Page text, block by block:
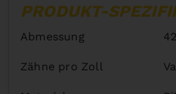
PRODUKT-
Abmessung
Zähne pro Zoll